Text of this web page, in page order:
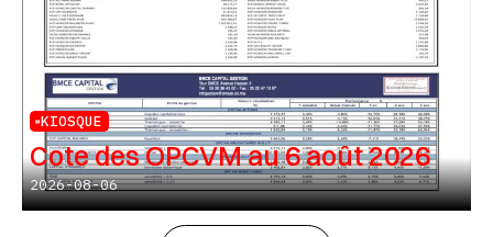
KIOSQUE
Cote des OPCVM au 6 août 2026
2026-08-06